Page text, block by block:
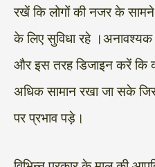
रखें कि लोगों की नजर के
के लिए सुविधा रहे
और इस तरह डिजाइन करें
अधिक सामान रखा जा सके
पर प्रभाव पड़े।